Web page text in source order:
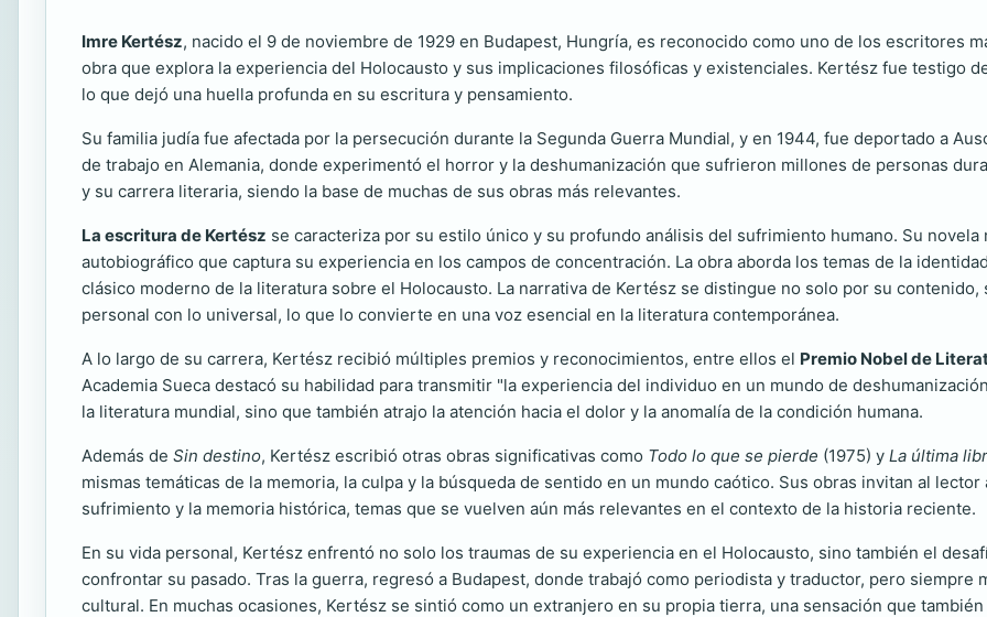
Imre Kertész, nacido el 9 de noviembre de 1929 en Budapest, Hungría, es reconocido como uno de los escritores
obra que explora la experiencia del Holocausto y sus implicaciones filosóficas y existenciales. Kertész fue testigo
lo que dejó una huella profunda en su escritura y pensamiento.
Su familia judía fue afectada por la persecución durante la Segunda Guerra Mundial, y en 1944, fue deportado a
de trabajo en Alemania, donde experimentó el horror y la deshumanización que sufrieron millones de personas
y su carrera literaria, siendo la base de muchas de sus obras más relevantes.
La escritura de Kertész se caracteriza por su estilo único y su profundo análisis del sufrimiento humano. Su novela
autobiográfico que captura su experiencia en los campos de concentración. La obra aborda los temas de la
clásico moderno de la literatura sobre el Holocausto. La narrativa de Kertész se distingue no solo por su
personal con lo universal, lo que lo convierte en una voz esencial en la literatura contemporánea.
A lo largo de su carrera, Kertész recibió múltiples premios y reconocimientos, entre ellos el Premio Nobel de
Academia Sueca destacó su habilidad para transmitir "la experiencia del individuo en un mundo de
la literatura mundial, sino que también atrajo la atención hacia el dolor y la anomalía de la condición humana.
Además de Sin destino, Kertész escribió otras obras significativas como Todo lo que se pierde (1975) y La última
mismas temáticas de la memoria, la culpa y la búsqueda de sentido en un mundo caótico. Sus obras invitan al
sufrimiento y la memoria histórica, temas que se vuelven aún más relevantes en el contexto de la historia reciente.
En su vida personal, Kertész enfrentó no solo los traumas de su experiencia en el Holocausto, sino también el
confrontar su pasado. Tras la guerra, regresó a Budapest, donde trabajó como periodista y traductor, pero siempre
cultural. En muchas ocasiones, Kertész se sintió como un extranjero en su propia tierra, una sensación que